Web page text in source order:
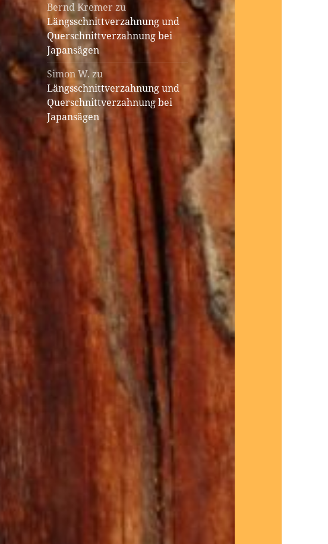
Bernd Kremerzu
Längsschnittverzahnung und
Querschnittverzahnung bei
Japansägen
Simon W. zu
Längsschnittverzahnung und
Querschnittverzahnung bei
Japansägen